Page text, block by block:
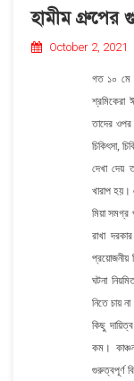
হামীম গ্রুপের
October 2, 2021
গত ১০ মে
শ্রমিকেরা
তাদের
চিকিৎসা,
দেখা দেয়
খারাপ হয়।
মিয়া সমগ্র
রাখা
প্রয়োজনীয়
ঘটনা
নিতে চায়
কিছু
কম।
গুরুত্বপূর্ণ